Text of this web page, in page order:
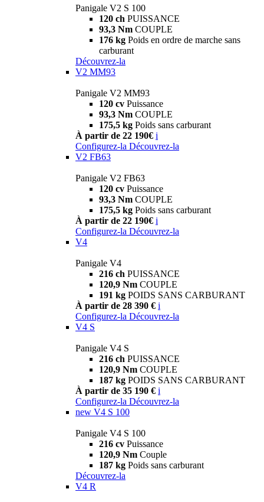
Panigale V2 S 100
120 ch PUISSANCE
93,3 Nm COUPLE
176 kg Poids en ordre de marche sans
carburant
Découvrez-la
V2 MM93
Panigale V2 MM93
120 cv Puissance
93,3 Nm COUPLE
175,5 kg Poids sans carburant
À partir de 22 190€ i
Configurez-la Découvrez-la
V2 FB63
Panigale V2 FB63
120 cv Puissance
93,3 Nm COUPLE
175,5 kg Poids sans carburant
À partir de 22 190€ i
Configurez-la Découvrez-la
V4
Panigale V4
216 ch PUISSANCE
120,9 Nm COUPLE
191 kg POIDS SANS CARBURANT
À partir de 28 390 € i
Configurez-la Découvrez-la
V4 S
Panigale V4 S
216 ch PUISSANCE
120,9 Nm COUPLE
187 kg POIDS SANS CARBURANT
À partir de 35 190 € i
Configurez-la Découvrez-la
new V4 S 100
Panigale V4 S 100
216 cv Puissance
120,9 Nm Couple
187 kg Poids sans carburant
Découvrez-la
V4 R